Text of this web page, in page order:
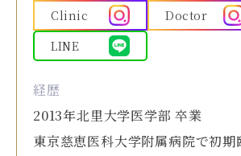
Clinic
Doctor
LINE
経歴
2013年北里大学医学部 卒業
東京慈恵医科大学附属病院で初期